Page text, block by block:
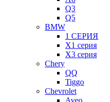
Q3
Q5
BMW
1 СЕРИЯ
X1 серия
X3 серия
Chery
QQ
Tiggo
Chevrolet
Aveo